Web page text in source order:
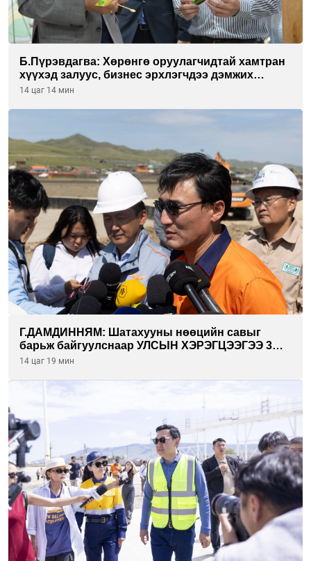
Б.Пүрэвдагва: Хөрөнгө оруулагчидтай хамтран
хүүхэд залуус, бизнес эрхлэгчдээ дэмжих
инкубатор төвүүдийг хотын захын
14 цаг 14 мин
Г.ДАМДИННЯМ: Шатахууны нөөцийн савыг
барьж байгуулснаар УЛСЫН ХЭРЭГЦЭЭГЭЭ 3
САРААР НӨӨЦЛӨДӨГ болно
14 цаг 19 мин